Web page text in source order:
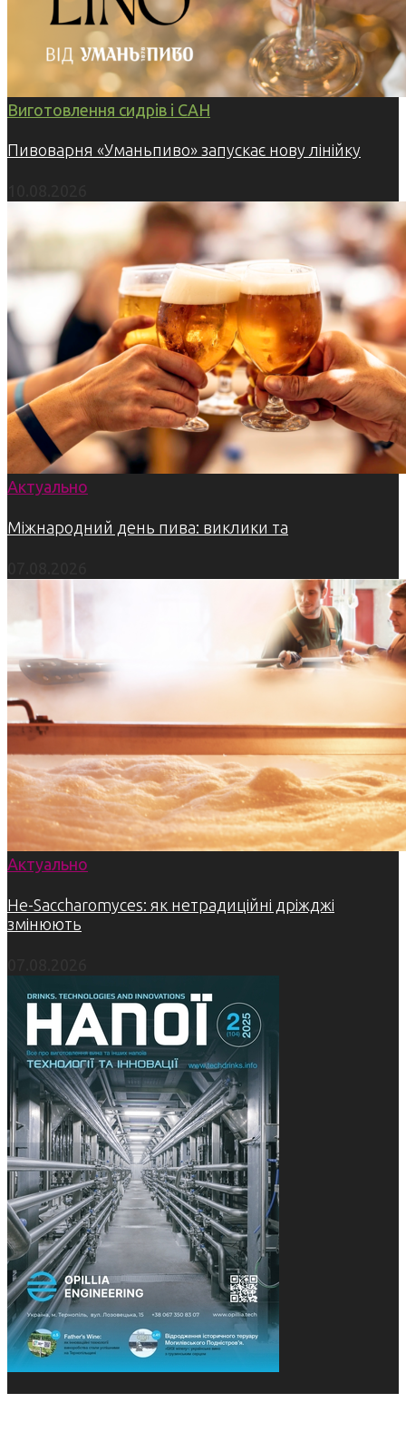
Виготовлення сидрів і САН
Пивоварня «Уманьпиво» запускає нову лінійку
Актуально
Міжнародний день пива: виклики та
Актуально
Не-Saccharomyces: як нетрадиційні дріжджі
змінюють